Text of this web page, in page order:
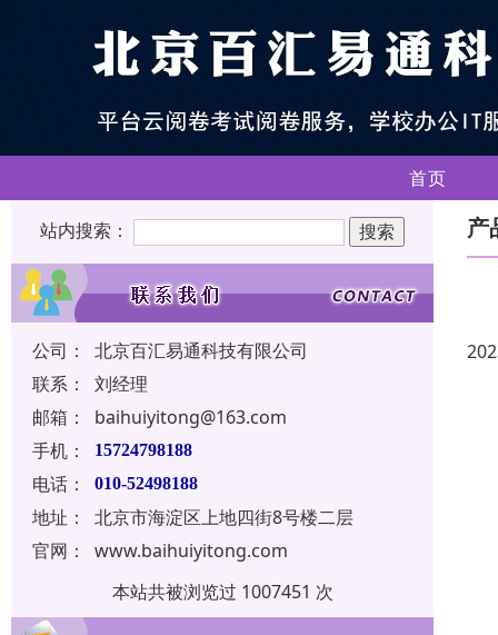
首页
站内搜索：
公司：
北京百汇易通科技有限公司
联系：
刘经理
邮箱：
baihuiyitong@163.com
手机：
15724798188
电话： 010-52498188
地址：
北京市海淀区上地四街8号楼二层
官网：
www.baihuiyitong.com
本站共被浏览过 1007451 次
产